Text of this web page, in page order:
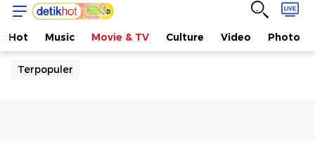
Hot Music Movie & TV Culture Video Photo
Terpopuler